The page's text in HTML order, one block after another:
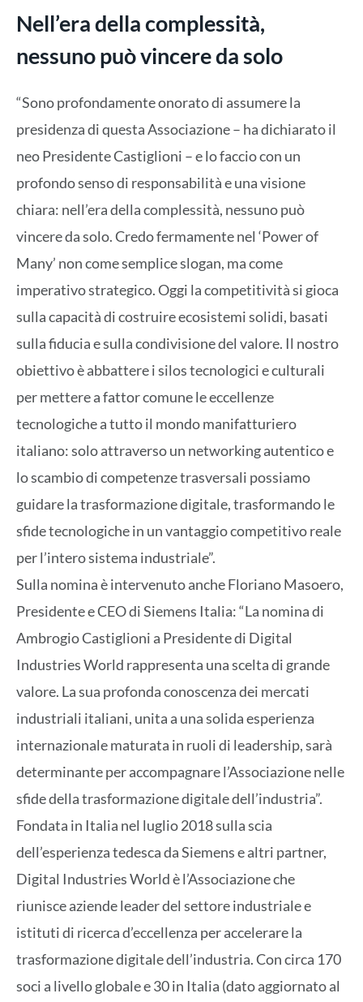
Nell’era della complessità,
nessuno può vincere da solo
“Sono profondamente onorato di assumere la
presidenza di questa Associazione – ha dichiarato il
neo Presidente Castiglioni – e lo faccio con un
profondo senso di responsabilità e una visione
chiara: nell’era della complessità, nessuno può
vincere da solo. Credo fermamente nel ‘Power of
Many’ non come semplice slogan, ma come
imperativo strategico. Oggi la competitività si gioca
sulla capacità di costruire ecosistemi solidi, basati
sulla fiducia e sulla condivisione del valore. Il nostro
obiettivo è abbattere i silos tecnologici e culturali
per mettere a fattor comune le eccellenze
tecnologiche a tutto il mondo manifatturiero
italiano: solo attraverso un networking autentico e
lo scambio di competenze trasversali possiamo
guidare la trasformazione digitale, trasformando le
sfide tecnologiche in un vantaggio competitivo reale
per l’intero sistema industriale”.
Sulla nomina è intervenuto anche Floriano Masoero,
Presidente e CEO di Siemens Italia: “La nomina di
Ambrogio Castiglioni a Presidente di Digital
Industries World rappresenta una scelta di grande
valore. La sua profonda conoscenza dei mercati
industriali italiani, unita a una solida esperienza
internazionale maturata in ruoli di leadership, sarà
determinante per accompagnare l’Associazione nelle
sfide della trasformazione digitale dell’industria”.
Fondata in Italia nel luglio 2018 sulla scia
dell’esperienza tedesca da Siemens e altri partner,
Digital Industries World è l’Associazione che
riunisce aziende leader del settore industriale e
istituti di ricerca d’eccellenza per accelerare la
trasformazione digitale dell’industria. Con circa 170
soci a livello globale e 30 in Italia (dato aggiornato al